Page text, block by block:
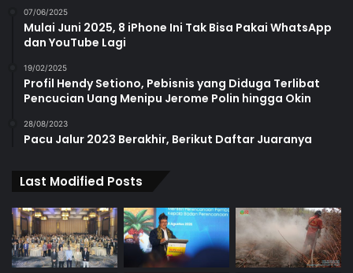
07/06/2025
Mulai Juni 2025, 8 iPhone Ini Tak Bisa Pakai WhatsApp
dan YouTube Lagi
19/02/2025
Profil Hendy Setiono, Pebisnis yang Diduga Terlibat
Pencucian Uang Menipu Jerome Polin hingga Okin
28/08/2023
Pacu Jalur 2023 Berakhir, Berikut Daftar Juaranya
Last Modified Posts